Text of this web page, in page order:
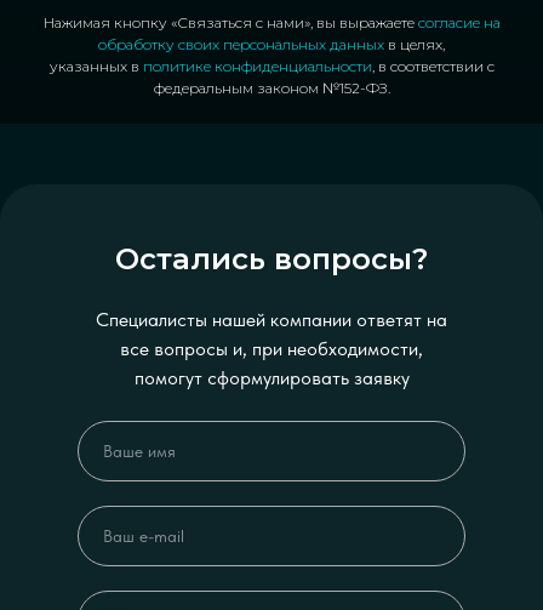
Нажимая кнопку «Связаться с нами», вы выражаете согласие на
обработку своих персональных данных в целях,
указанных в политике конфиденциальности , в соответствии с
федеральным законом №152-ФЗ.
Специалисты нашей компании ответят на
все вопросы и, при необходимости,
помогут сформулировать заявку
Остались вопросы?